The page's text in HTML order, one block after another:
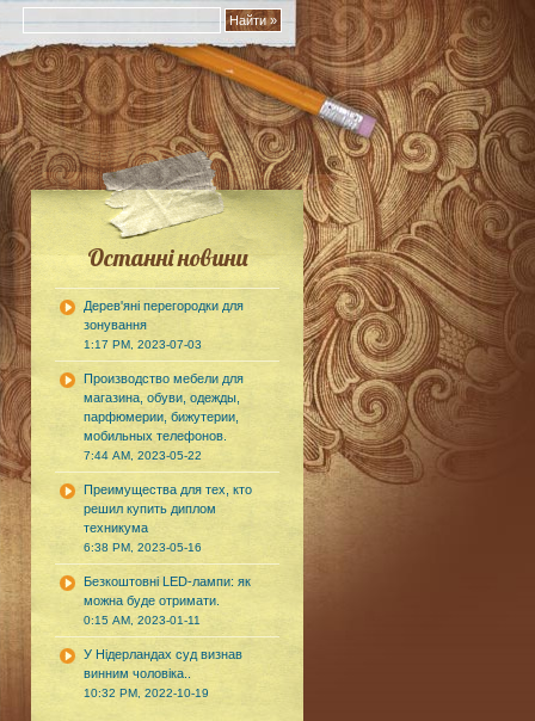
Останні новини
Дерев'яні перегородки для
зонування
1:17 PM, 2023-07-03
Производство мебели для
магазина, обуви, одежды,
парфюмерии, бижутерии,
мобильных телефонов.
7:44 AM, 2023-05-22
Преимущества для тех, кто
решил купить диплом
техникума
6:38 PM, 2023-05-16
Безкоштовні LED-лампи: як
можна буде отримати.
0:15 AM, 2023-01-11
У Нідерландах суд визнав
винним чоловіка..
10:32 PM, 2022-10-19